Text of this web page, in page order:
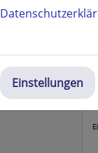
Einstellungen